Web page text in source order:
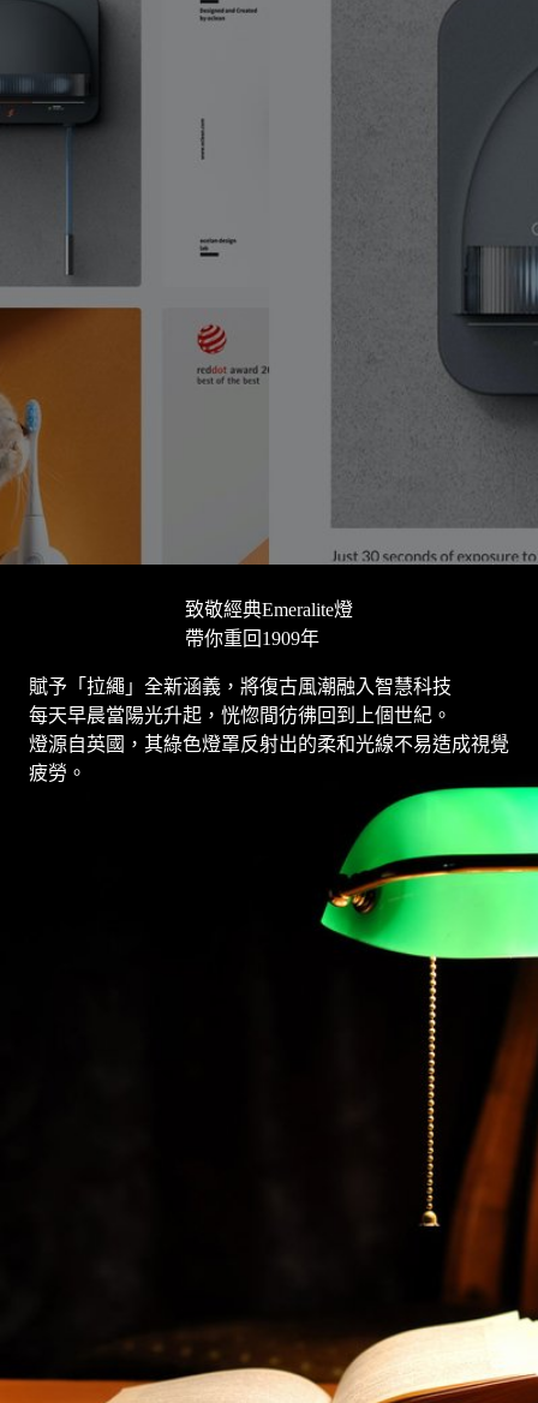
致敬經典Emeralite燈
帶你重回1909年
賦予「拉繩」全新涵義，將復古風潮融入智慧科技
每天早晨當陽光升起，恍惚間彷彿回到上個世紀。
燈源自英國，其綠色燈罩反射出的柔和光線不易造成視覺
疲勞。